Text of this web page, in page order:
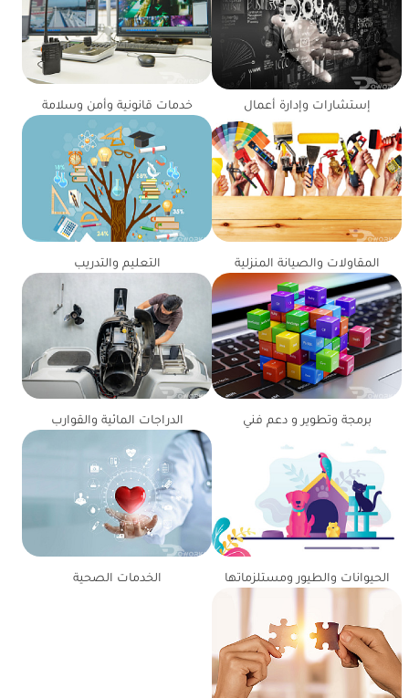
إستشارات وإدارة أعمال خدمات قانونية وأمن وسلامة
المقاولات والصيانة المنزلية التعليم والتدريب
برمجة وتطوير و دعم فني الدراجات المائية والقوارب
الحيوانات والطيور ومستلزماتها الخدمات الصحية